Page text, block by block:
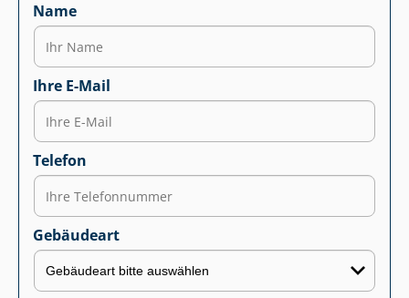
Name
Ihre E-Mail
Telefon
Gebäudeart